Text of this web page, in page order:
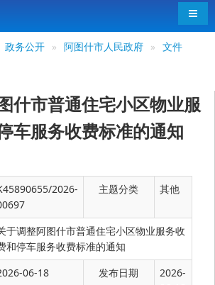
导航
政务公开 » 阿图什市人民政府 » 文件
什市普通住宅小区物业服
车服务收费标准的通知
2026-
主题分类 其他
于调整阿图什市普通住宅小区物业服务收
和停车服务收费标准的通知
06-18 发布日期
2026-